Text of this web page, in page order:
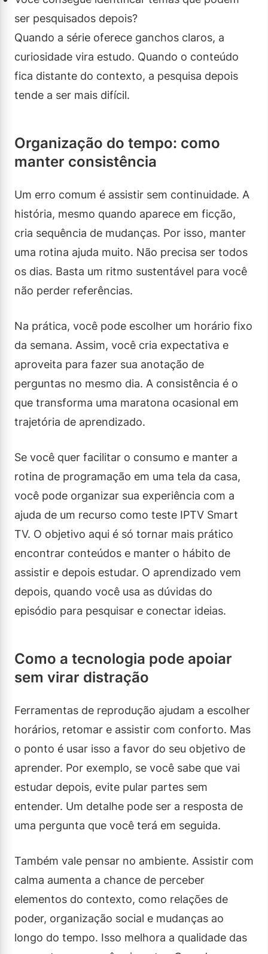
ser pesquisados depois?
Quando a série oferece ganchos claros, a
curiosidade vira estudo. Quando o conteúdo
fica distante do contexto, a pesquisa depois
tende a ser mais difícil.
Organização do tempo: como
manter consistência
Um erro comum é assistir sem continuidade. A
história, mesmo quando aparece em ficção,
cria sequência de mudanças. Por isso, manter
uma rotina ajuda muito. Não precisa ser todos
os dias. Basta um ritmo sustentável para você
não perder referências.
Na prática, você pode escolher um horário fixo
da semana. Assim, você cria expectativa e
aproveita para fazer sua anotação de
perguntas no mesmo dia. A consistência é o
que transforma uma maratona ocasional em
trajetória de aprendizado.
Se você quer facilitar o consumo e manter a
rotina de programação em uma tela da casa,
você pode organizar sua experiência com a
ajuda de um recurso como teste IPTV Smart
TV. O objetivo aqui é só tornar mais prático
encontrar conteúdos e manter o hábito de
assistir e depois estudar. O aprendizado vem
depois, quando você usa as dúvidas do
episódio para pesquisar e conectar ideias.
Como a tecnologia pode apoiar
sem virar distração
Ferramentas de reprodução ajudam a escolher
horários, retomar e assistir com conforto. Mas
o ponto é usar isso a favor do seu objetivo de
aprender. Por exemplo, se você sabe que vai
estudar depois, evite pular partes sem
entender. Um detalhe pode ser a resposta de
uma pergunta que você terá em seguida.
Também vale pensar no ambiente. Assistir com
calma aumenta a chance de perceber
elementos do contexto, como relações de
poder, organização social e mudanças ao
longo do tempo. Isso melhora a qualidade das